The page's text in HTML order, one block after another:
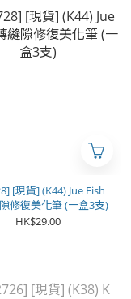
[現貨] (K44) Jue Fish
修復美化筆 (一盒3支)
HK$29.00